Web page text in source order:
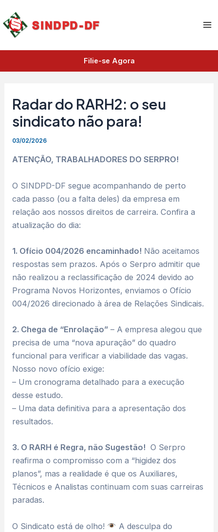
para
Filie-se Agora
Radar do RARH2: o seu
sindicato não para!
03/02/2026
ATENÇÃO, TRABALHADORES DO SERPRO!
O SINDPD-DF segue acompanhando de perto
cada passo (ou a falta deles) da empresa em
relação aos nossos direitos de carreira. Confira a
atualização do dia:
1. Ofício 004/2026 encaminhado! Não aceitamos
respostas sem prazos. Após o Serpro admitir que
não realizou a reclassificação de 2024 devido ao
Programa Novos Horizontes, enviamos o Ofício
004/2026 direcionado à área de Relações Sindicais.
2. Chega de “Enrolação” – A empresa alegou que
precisa de uma “nova apuração” do quadro
funcional para verificar a viabilidade das vagas.
Nosso novo ofício exige:
– Um cronograma detalhado para a execução
desse estudo.
– Uma data definitiva para a apresentação dos
resultados.
3. O RARH é Regra, não Sugestão! O Serpro
reafirma o compromisso com a “higidez dos
planos”, mas a realidade é que os Auxiliares,
Técnicos e Analistas continuam com suas carreiras
paradas.
O Sindicato está de olho!
A desculpa do
r
q
u
v
s